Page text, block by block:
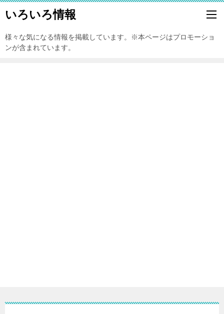
いろいろ情報
様々な気になる情報を掲載しています。※本ページはプロモーショ
ンが含まれています。